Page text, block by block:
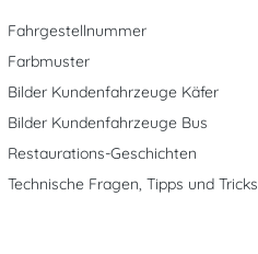
Fahrgestellnummer
Farbmuster
Bilder Kundenfahrzeuge Käfer
Bilder Kundenfahrzeuge Bus
Restaurations-Geschichten
Technische Fragen, Tipps und Tricks